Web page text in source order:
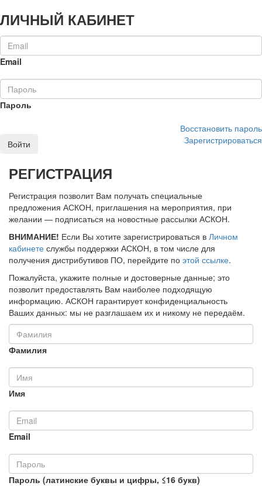
ЛИЧНЫЙ КАБИНЕТ
Email
Пароль
Восстановить пароль
Войти
Зарегистрироваться
РЕГИСТРАЦИЯ
Регистрация позволит Вам получать специальные
предложения АСКОН, приглашения на мероприятия, при
желании — подписаться на новостные рассылки АСКОН.
ВНИМАНИЕ! Если Вы хотите зарегистрироваться в Личном
кабинете службы поддержки АСКОН, в том числе для
получения дистрибутивов ПО, перейдите по этой ссылке.
Пожалуйста, укажите полные и достоверные данные; это
позволит предоставлять Вам наиболее подходящую
информацию. АСКОН гарантирует конфиденциальность
Ваших данных: мы не разглашаем их и никому не передаём.
Фамилия
Имя
Email
Пароль (латинские буквы и цифры, ≤16 букв)